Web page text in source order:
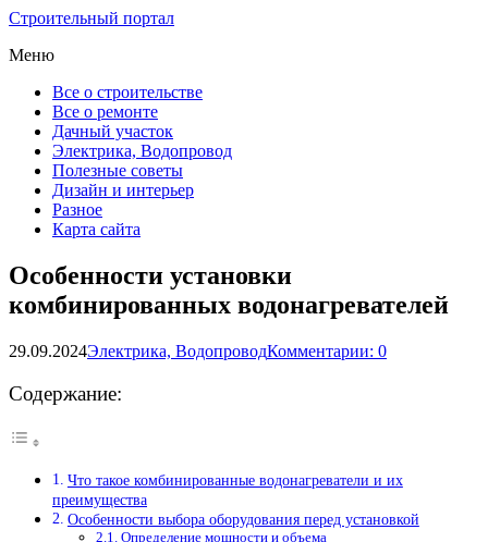
Строительный портал
Меню
Все о строительстве
Все о ремонте
Дачный участок
Электрика, Водопровод
Полезные советы
Дизайн и интерьер
Разное
Карта сайта
Особенности установки
комбинированных водонагревателей
29.09.2024Электрика, ВодопроводКомментарии: 0
Содержание:
Что такое комбинированные водонагреватели и их
преимущества
Особенности выбора оборудования перед установкой
Определение мощности и объема